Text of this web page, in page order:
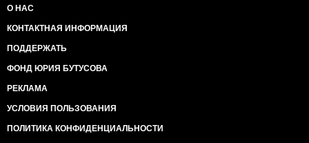
О НАС
КОНТАКТНАЯ ИНФОРМАЦИЯ
ПОДДЕРЖАТЬ
ФОНД ЮРИЯ БУТУСОВА
РЕКЛАМА
УСЛОВИЯ ПОЛЬЗОВАНИЯ
ПОЛИТИКА КОНФИДЕНЦИАЛЬНОСТИ